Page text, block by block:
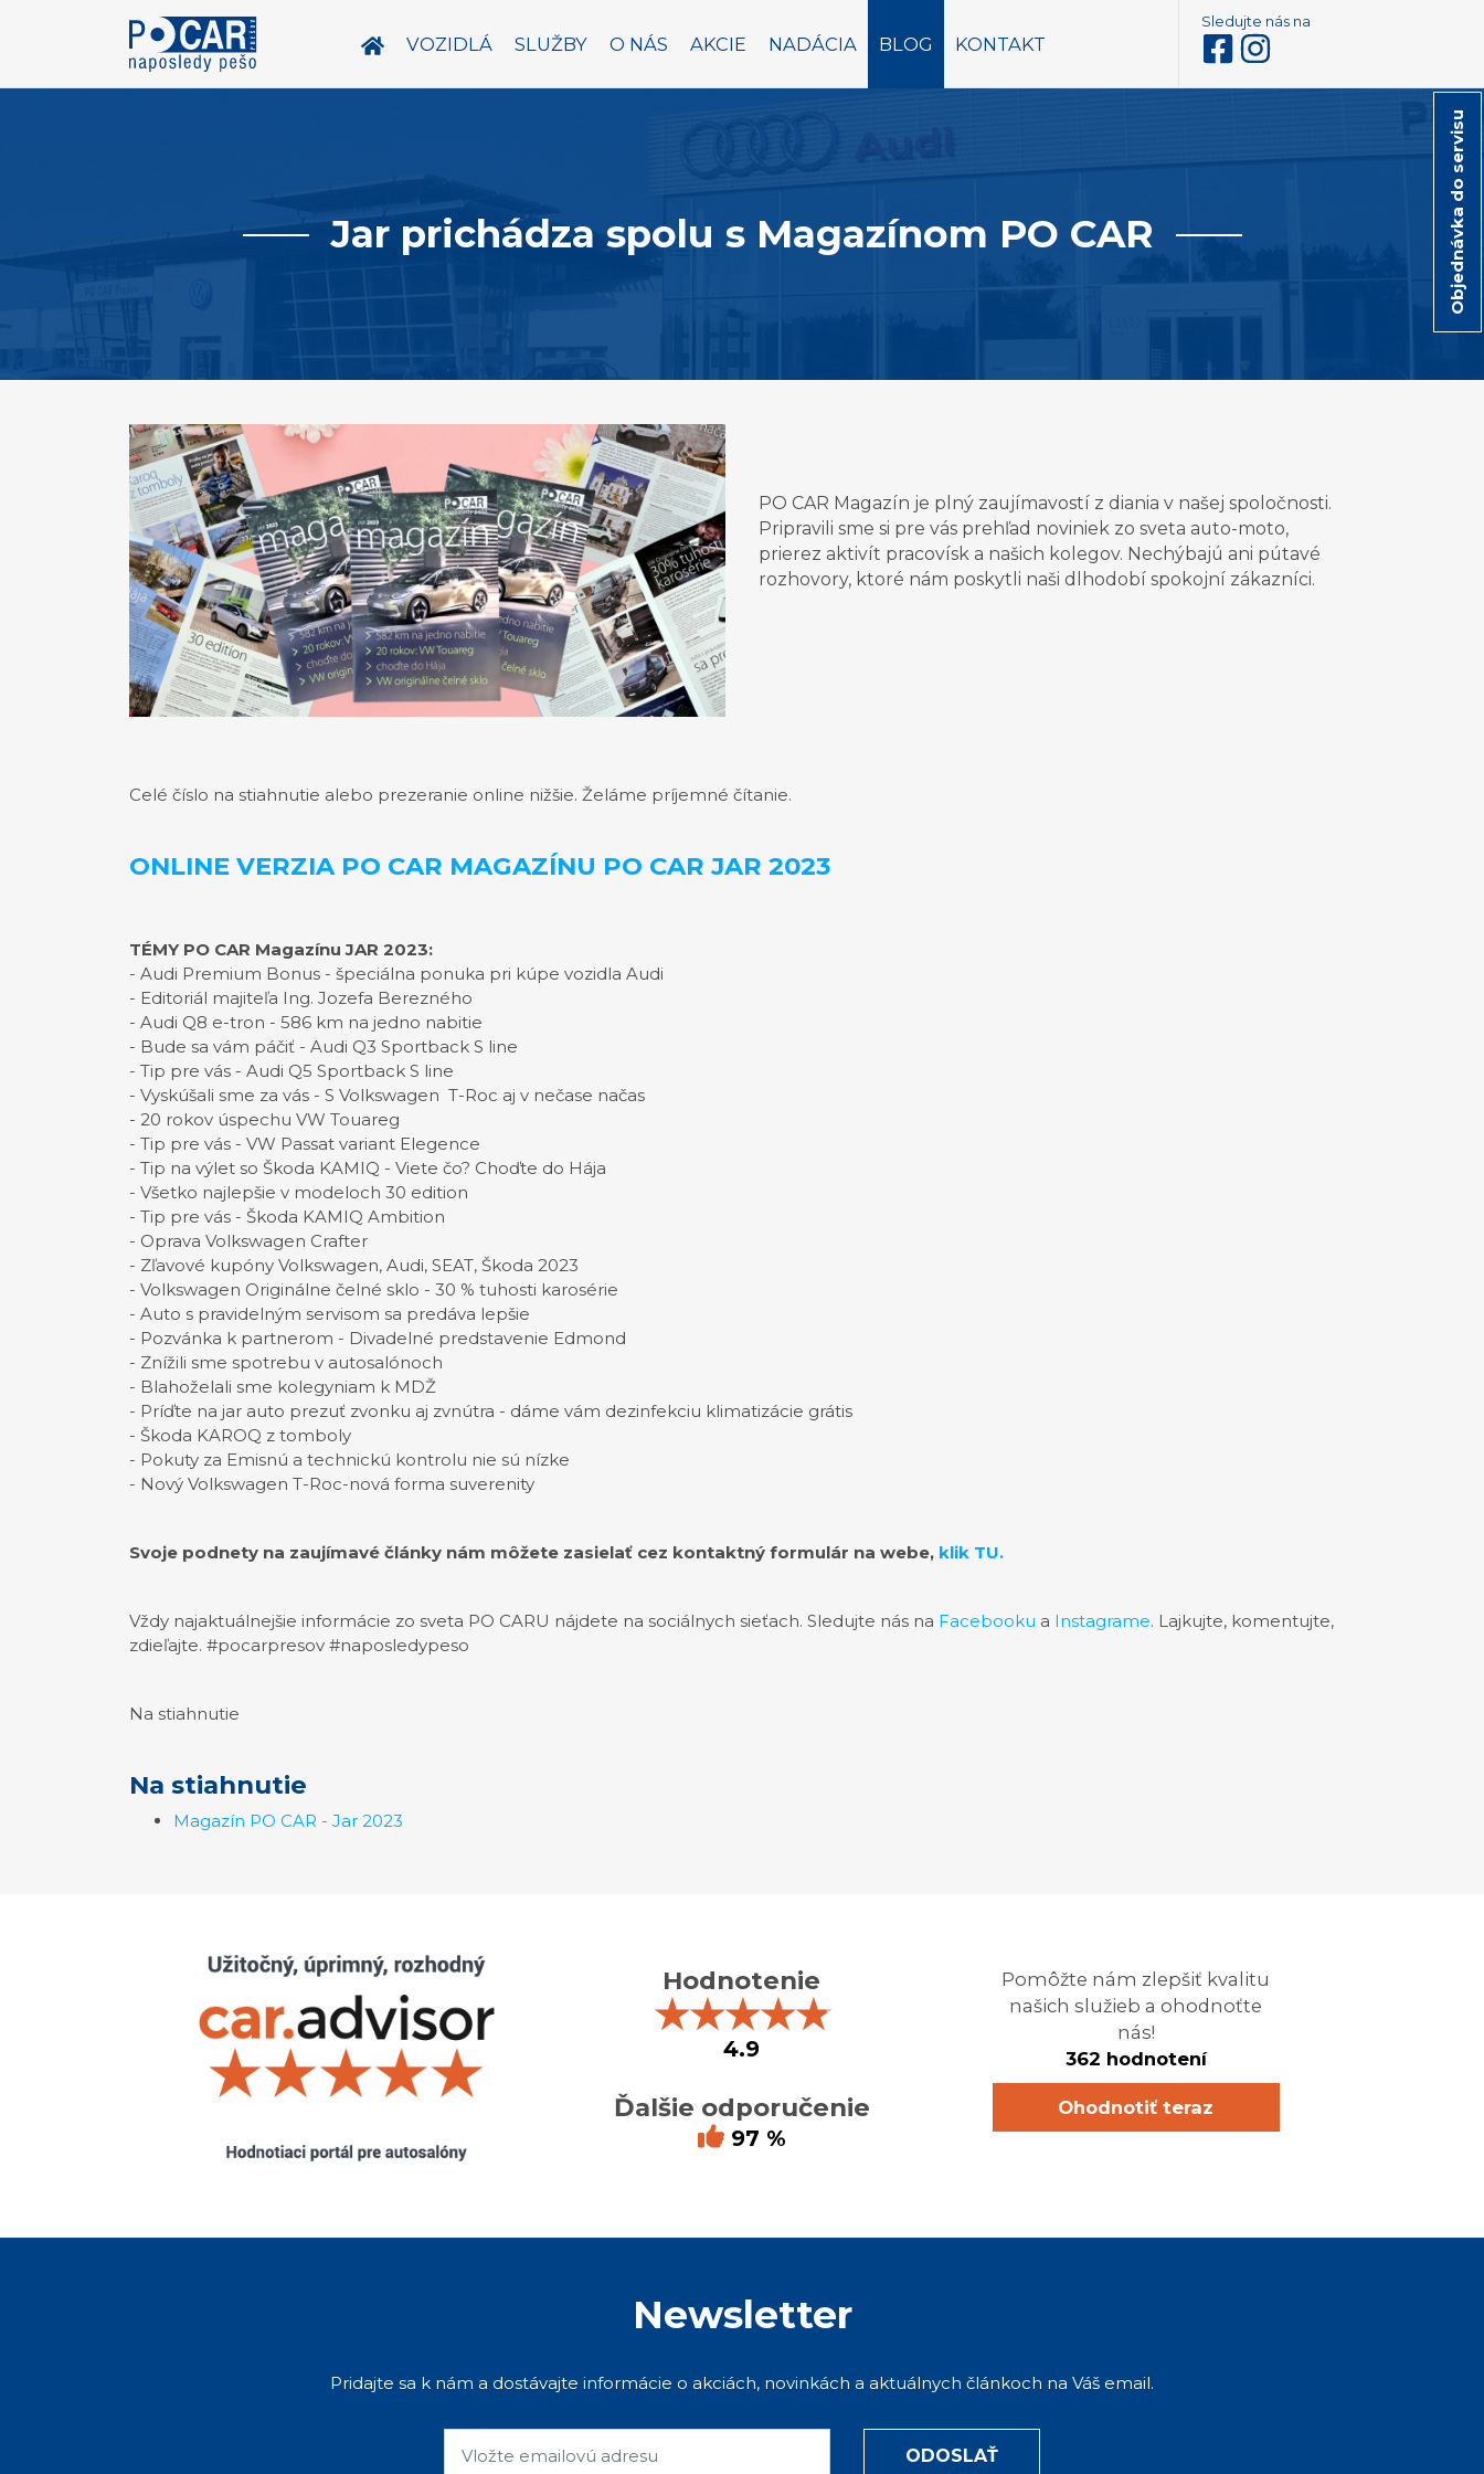
Jar prichádza spolu s Magazínom PO CAR
PO CAR Magazín je plný zaujímavostí z diania v našej spoločnosti.
Pripravili sme si pre vás prehľad noviniek zo sveta auto-moto,
prierez aktivít pracovísk a našich kolegov. Nechýbajú ani pútavé
rozhovory, ktoré nám poskytli naši dlhodobí spokojní zákazníci.
Celé číslo na stiahnutie alebo prezeranie online nižšie. Želáme príjemné čítanie.
ONLINE VERZIA PO CAR MAGAZÍNU PO CAR JAR 2023
TÉMY PO CAR Magazínu JAR 2023:
- Audi Premium Bonus - špeciálna ponuka pri kúpe vozidla Audi
- Editoriál majiteľa Ing. Jozefa Berezného
- Audi Q8 e-tron - 586 km na jedno nabitie
- Bude sa vám páčiť - Audi Q3 Sportback S line
- Tip pre vás - Audi Q5 Sportback S line
- Vyskúšali sme za vás - S Volkswagen T-Roc aj v nečase načas
- 20 rokov úspechu VW Touareg
- Tip pre vás - VW Passat variant Elegence
- Tip na výlet so Škoda KAMIQ - Viete čo? Choďte do Hája
- Všetko najlepšie v modeloch 30 edition
- Tip pre vás - Škoda KAMIQ Ambition
- Oprava Volkswagen Crafter
- Zľavové kupóny Volkswagen, Audi, SEAT, Škoda 2023
- Volkswagen Originálne čelné sklo - 30 % tuhosti karosérie
- Auto s pravidelným servisom sa predáva lepšie
- Pozvánka k partnerom - Divadelné predstavenie Edmond
- Znížili sme spotrebu v autosalónoch
- Blahoželali sme kolegyniam k MDŽ
- Príďte na jar auto prezuť zvonku aj zvnútra - dáme vám dezinfekciu klimatizácie grátis
- Škoda KAROQ z tomboly
- Pokuty za Emisnú a technickú kontrolu nie sú nízke
- Nový Volkswagen T-Roc-nová forma suverenity
Svoje podnety na zaujímavé články nám môžete zasielať cez kontaktný formulár na webe, klik TU.
Vždy najaktuálnejšie informácie zo sveta PO CARU nájdete na sociálnych sieťach. Sledujte nás na Facebooku a Instagrame. Lajkujte, komentujte,
zdieľajte. #pocarpresov #naposledypeso
Na stiahnutie
Na stiahnutie
Magazín PO CAR - Jar 2023
Hodnotenie
★★★★★
4.9
Ďalšie odporučenie
97 %
Pomôžte nám zlepšiť kvalitu
našich služieb a ohodnoťte
nás!
362 hodnotení
Ohodnotiť teraz
Newsletter
Pridajte sa k nám a dostávajte informácie o akciách, novinkách a aktuálnych článkoch na Váš email.
ODOSLAŤ
VOZIDLÁ SLUŽBY O NÁS AKCIE NADÁCIA BLOG KONTAKT
Sledujte nás na
Objednávka do servisu